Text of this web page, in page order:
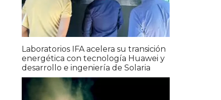
Laboratorios IFA acelera su transición
energética con tecnología Huawei y
desarrollo e ingeniería de Solaria